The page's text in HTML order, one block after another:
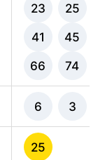
23 25
41 45
66 74
6 3
25